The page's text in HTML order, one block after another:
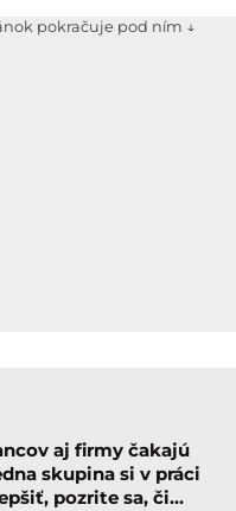
pokračuje pod ním ↓
aj firmy čakajú
skupina si v práci
pozrite sa, či…